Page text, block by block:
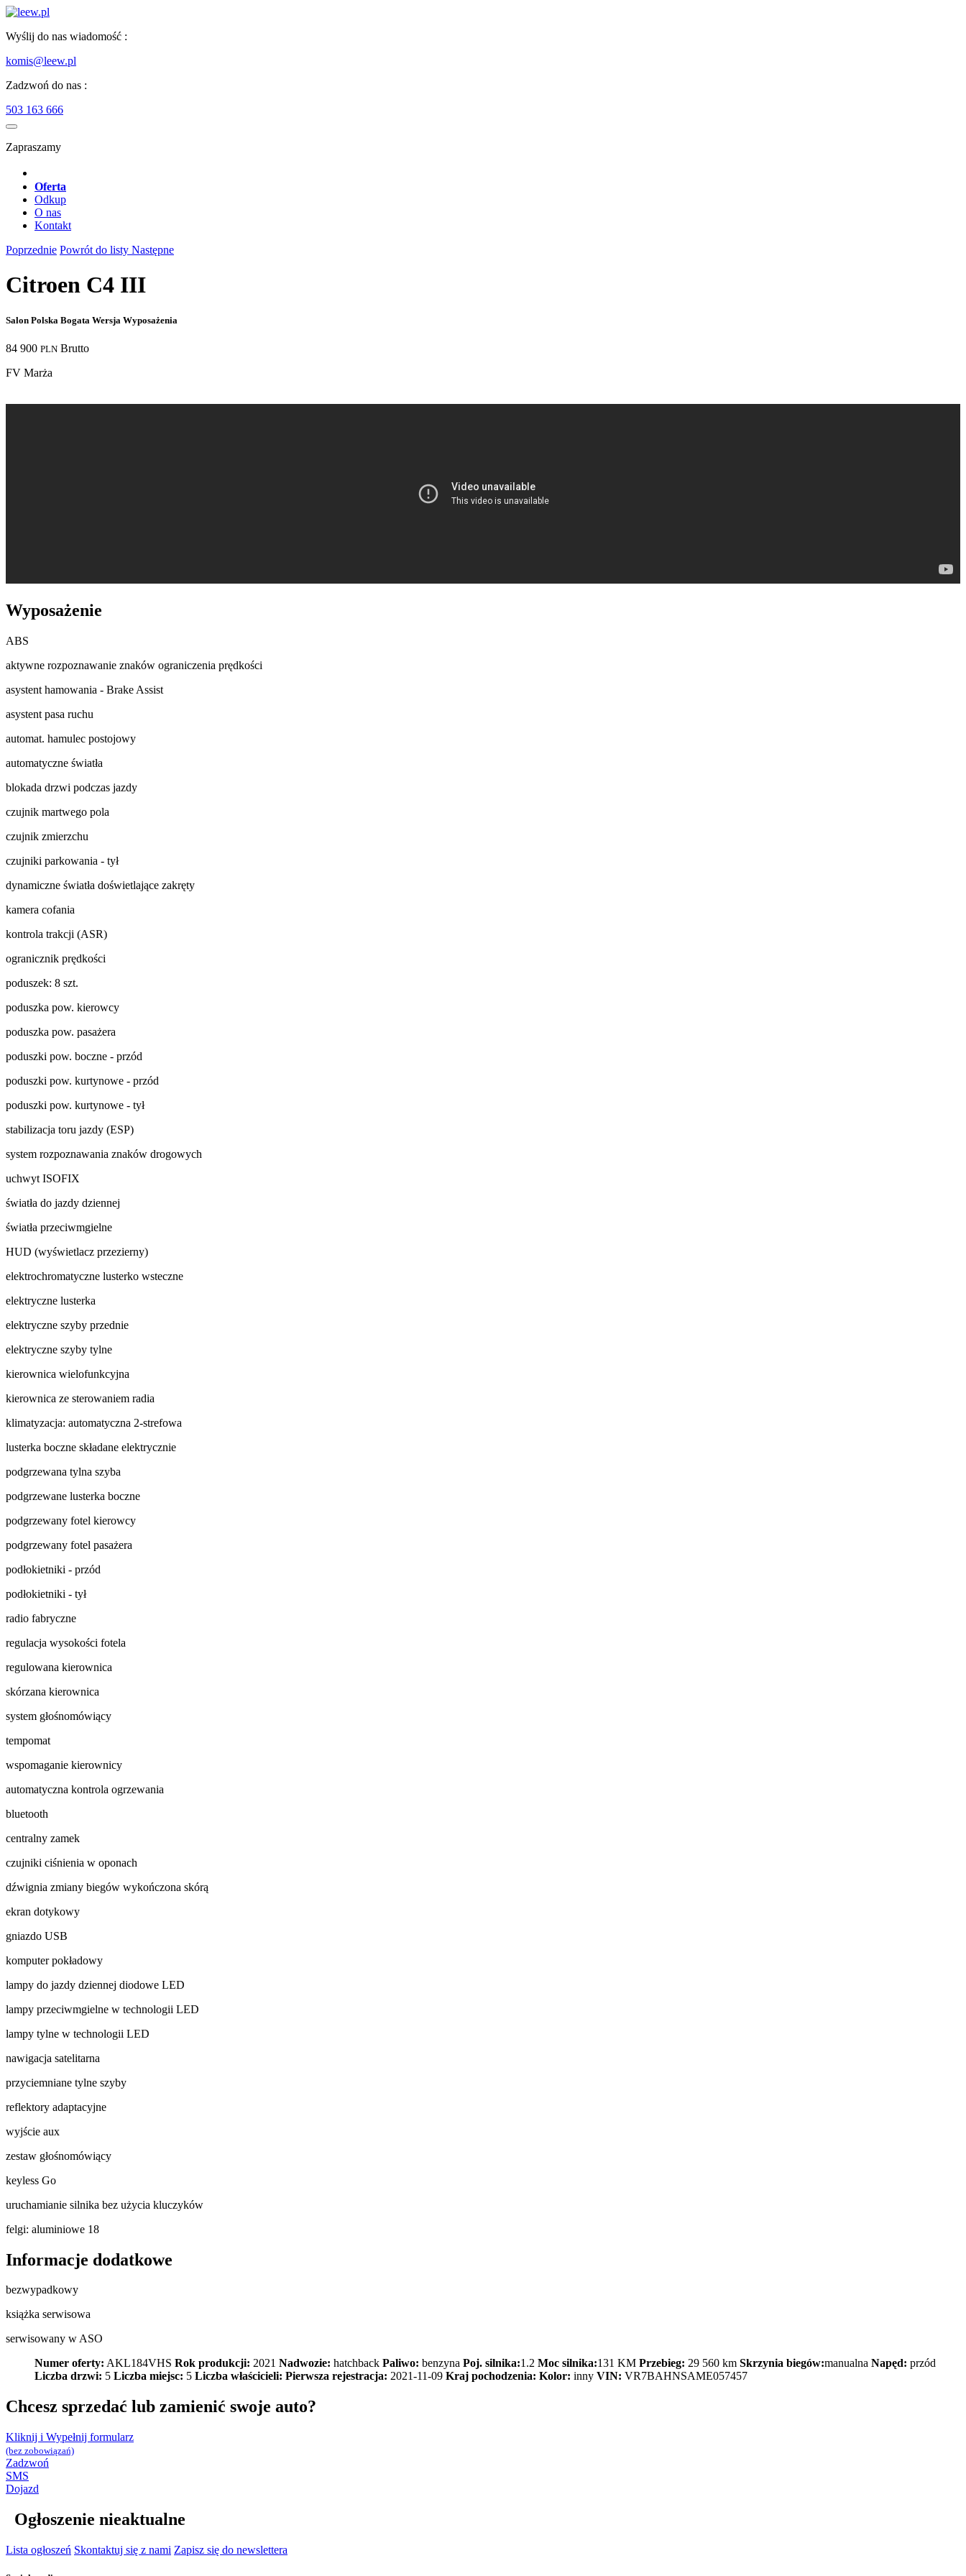
Wyślij do nas wiadomość :
komis@leew.pl
Zadzwoń do nas :
503 163 666
Zapraszamy
Oferta
Odkup
O nas
Kontakt
Poprzednie Powrót do listy Następne
Citroen C4 III
Salon Polska Bogata Wersja Wyposażenia
84 900 PLN Brutto
FV Marża
Wyposażenie
ABS
aktywne rozpoznawanie znaków ograniczenia prędkości
asystent hamowania - Brake Assist
asystent pasa ruchu
automat. hamulec postojowy
automatyczne światła
blokada drzwi podczas jazdy
czujnik martwego pola
czujnik zmierzchu
czujniki parkowania - tył
dynamiczne światła doświetlające zakręty
kamera cofania
kontrola trakcji (ASR)
ogranicznik prędkości
poduszek: 8 szt.
poduszka pow. kierowcy
poduszka pow. pasażera
poduszki pow. boczne - przód
poduszki pow. kurtynowe - przód
poduszki pow. kurtynowe - tył
stabilizacja toru jazdy (ESP)
system rozpoznawania znaków drogowych
uchwyt ISOFIX
światła do jazdy dziennej
światła przeciwmgielne
HUD (wyświetlacz przezierny)
elektrochromatyczne lusterko wsteczne
elektryczne lusterka
elektryczne szyby przednie
elektryczne szyby tylne
kierownica wielofunkcyjna
kierownica ze sterowaniem radia
klimatyzacja: automatyczna 2-strefowa
lusterka boczne składane elektrycznie
podgrzewana tylna szyba
podgrzewane lusterka boczne
podgrzewany fotel kierowcy
podgrzewany fotel pasażera
podłokietniki - przód
podłokietniki - tył
radio fabryczne
regulacja wysokości fotela
regulowana kierownica
skórzana kierownica
system głośnomówiący
tempomat
wspomaganie kierownicy
automatyczna kontrola ogrzewania
bluetooth
centralny zamek
czujniki ciśnienia w oponach
dźwignia zmiany biegów wykończona skórą
ekran dotykowy
gniazdo USB
komputer pokładowy
lampy do jazdy dziennej diodowe LED
lampy przeciwmgielne w technologii LED
lampy tylne w technologii LED
nawigacja satelitarna
przyciemniane tylne szyby
reflektory adaptacyjne
wyjście aux
zestaw głośnomówiący
keyless Go
uruchamianie silnika bez użycia kluczyków
felgi: aluminiowe 18
Informacje dodatkowe
bezwypadkowy
książka serwisowa
serwisowany w ASO
Numer oferty: AKL184VHS Rok produkcji: 2021 Nadwozie: hatchback Paliwo: benzyna Poj. silnika:1.2 Moc silnika:131 KM Przebieg: 29 560 km Skrzynia biegów:manualna Napęd: przód
Liczba drzwi: 5 Liczba miejsc: 5 Liczba właścicieli: Pierwsza rejestracja: 2021-11-09 Kraj pochodzenia: Kolor: inny VIN: VR7BAHNSAME057457
Chcesz sprzedać lub zamienić swoje auto?
Kliknij i Wypełnij formularz
(bez zobowiązań)
Zadzwoń
SMS
Dojazd
Ogłoszenie nieaktualne
Lista ogłoszeń Skontaktuj się z nami Zapisz się do newslettera